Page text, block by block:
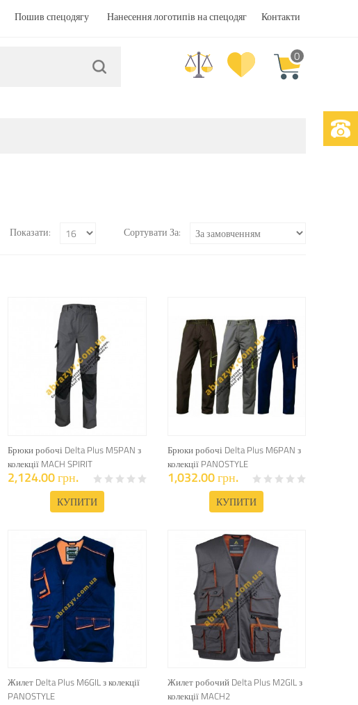
Пошив спецодягу Нанесення логотипів на спецодяг Контакти
0
Сортувати За:
Показати:
Брюки робочі Delta Plus M5PAN з
колекції MACH SPIRIT
2,124.00 грн.
КУПИТИ
Брюки робочі Delta Plus M6PAN з
колекції PANOSTYLE
1,032.00 грн.
КУПИТИ
Жилет Delta Plus M6GIL з колекції
PANOSTYLE
Жилет робочий Delta Plus M2GIL з
колекції MACH2